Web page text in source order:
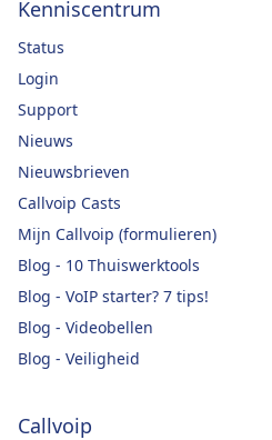
Kenniscentrum
Status
Login
Support
Nieuws
Nieuwsbrieven
Callvoip Casts
Mijn Callvoip (formulieren)
Blog - 10 Thuiswerktools
Blog - VoIP starter? 7 tips!
Blog - Videobellen
Blog - Veiligheid
Callvoip